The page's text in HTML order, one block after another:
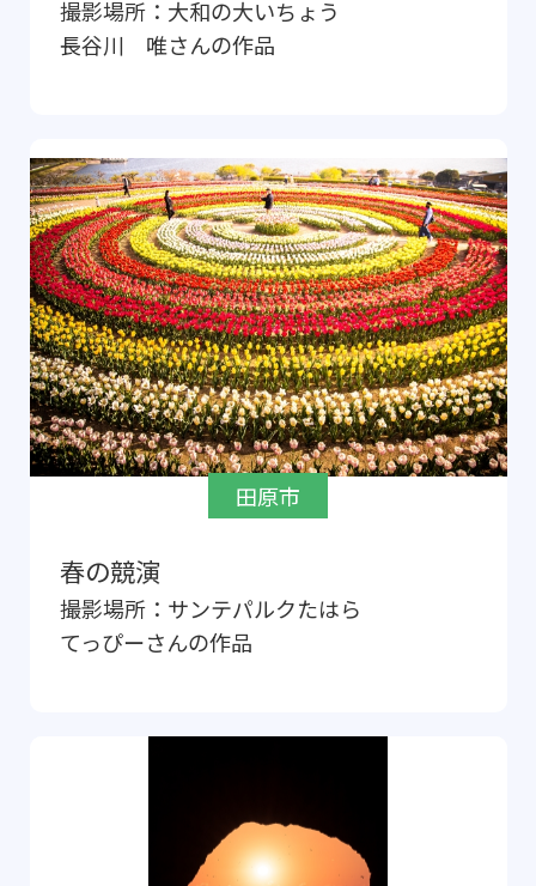
撮影場所： 大和の大いちょう
長谷川 唯さんの作品
田原市
春の競演
撮影場所： サンテパルクたはら
てっぴーさんの作品